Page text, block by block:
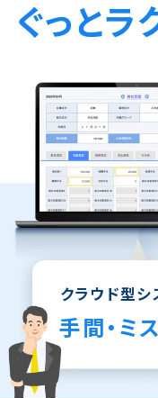
ぐっとラ
クラウド型シ
手間・ミ